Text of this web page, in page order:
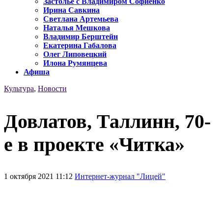
Ирина Савкина
Светлана Артемьева
Наталья Мешкова
Владимир Берштейн
Екатерина Габалова
Олег Липовецкий
Илона Румянцева
Афиша
Культура, Новости
Довлатов, Таллинн, 70-
е в проекте «Читка»
1 октября 2021 11:12 Интернет-журнал "Лицей"